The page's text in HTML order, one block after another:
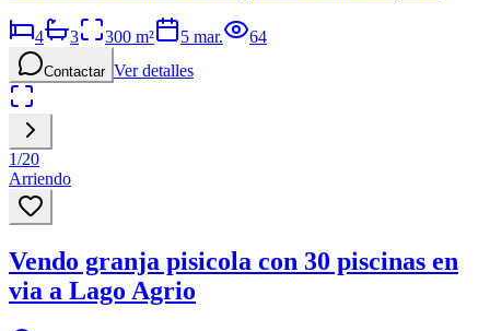
4 3 300 m² 5 mar. 64
Contactar Ver detalles
1/20
Arriendo
Vendo granja pisicola con 30 piscinas en
via a Lago Agrio